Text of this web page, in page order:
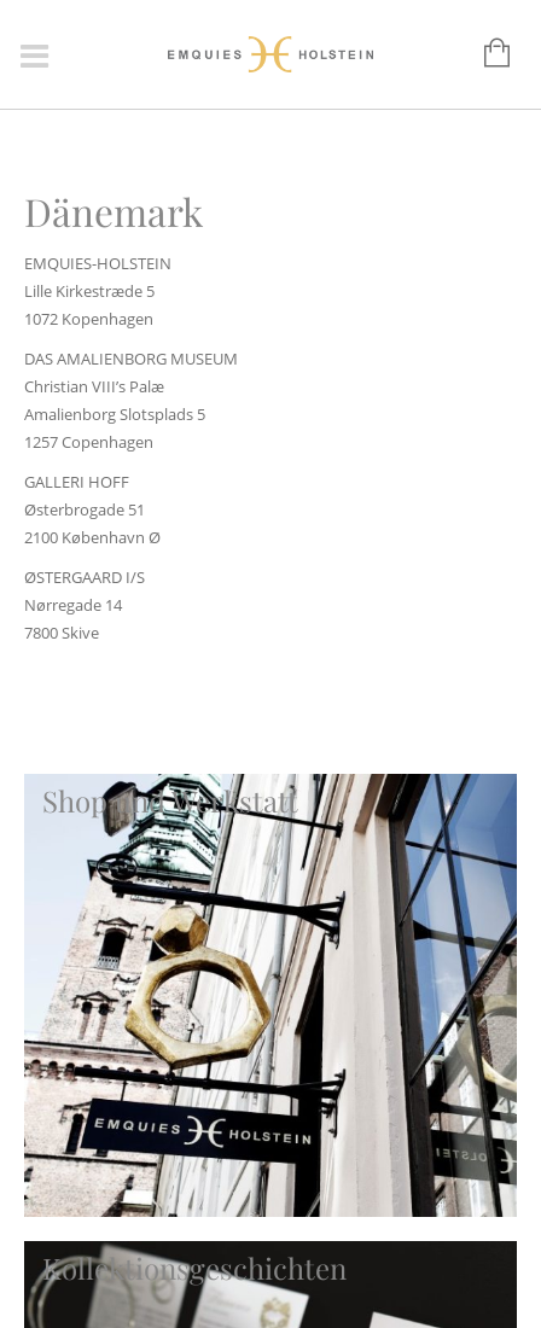
Dänemark
EMQUIES-HOLSTEIN
Lille Kirkestræde 5
1072 Kopenhagen
DAS AMALIENBORG MUSEUM
Christian VIII’s Palæ
Amalienborg Slotsplads 5
1257 Copenhagen
GALLERI HOFF
Østerbrogade 51
2100 København Ø
ØSTERGAARD I/S
Nørregade 14
7800 Skive
Shop und Werkstatt
Kollektionsgeschichten